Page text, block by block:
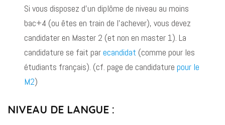
Si vous disposez d’un diplôme de niveau au moins
bac+4 (ou êtes en train de l’achever), vous devez
candidater en Master 2 (et non en master 1). La
candidature se fait parecandidat (comme pour les
étudiants français). (cf. page de candidaturepour le
M2)
NIVEAU DE LANGUE :